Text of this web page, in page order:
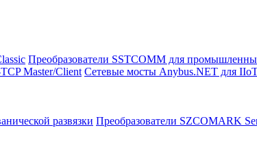
Преобразователи SSTCOMM для
Master/Client Сетевые мосты Anybus.NET для
развязки Преобразователи SZCOMARK